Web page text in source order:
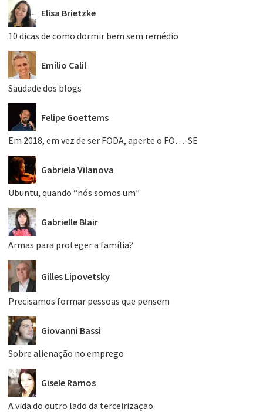
Elisa Brietzke
10 dicas de como dormir bem sem remédio
Emílio Calil
Saudade dos blogs
Felipe Goettems
Em 2018, em vez de ser FODA, aperte o FO…-SE
Gabriela Vilanova
Ubuntu, quando “nós somos um”
Gabrielle Blair
Armas para proteger a família?
Gilles Lipovetsky
Precisamos formar pessoas que pensem
Giovanni Bassi
Sobre alienação no emprego
Gisele Ramos
A vida do outro lado da terceirização